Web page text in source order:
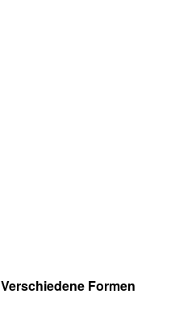
Verschiedene Formen